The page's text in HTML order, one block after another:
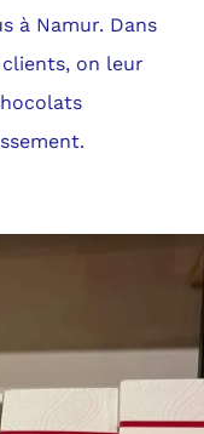
à Namur. Dans
on leur